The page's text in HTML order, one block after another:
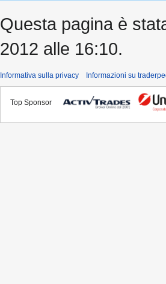
Questa pagina è
2012 alle 16:10.
Informativa sulla privacy Informazioni su
Top Sponsor